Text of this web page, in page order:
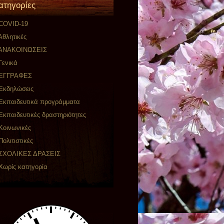
19
προγράμματα
δραστηριότητες
ΔΡΑΣΕΙΣ
κατηγορία